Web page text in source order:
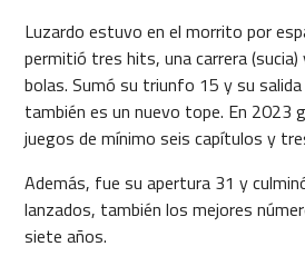
Luzardo estuvo en el morrito por
permitió tres hits, una carrera
bolas. Sumó su triunfo 15 y su
también es un nuevo tope. En 2023
juegos de mínimo seis capítulos y
Además, fue su apertura 31 y
lanzados, también los mejores
siete años.